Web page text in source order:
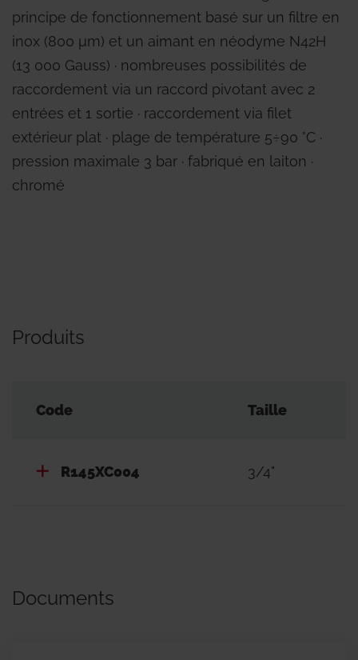
principe de fonctionnement basé sur un filtre en
inox (800 μm) et un aimant en néodyme N42H
(13 000 Gauss) ∙ nombreuses possibilités de
raccordement via un raccord pivotant avec 2
entrées et 1 sortie ∙ raccordement via filet
extérieur plat ∙ plage de température 5÷90 °C ∙
pression maximale 3 bar ∙ fabriqué en laiton ∙
chromé
Produits
Code Taille
R145XC004 3/4"
Documents